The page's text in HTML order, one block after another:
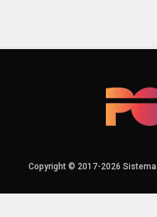
Copyright © 2017-2026